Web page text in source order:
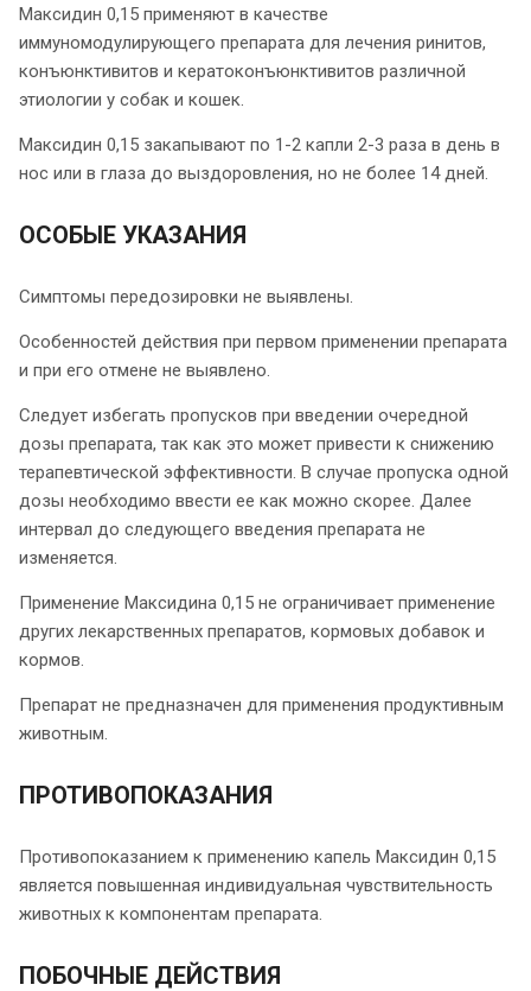
Максидин 0,15 применяют в качестве
иммуномодулирующего препарата для лечения ринитов,
конъюнктивитов и кератоконъюнктивитов различной
этиологии у собак и кошек.
Максидин 0,15 закапывают по 1-2 капли 2-3 раза в день в
нос или в глаза до выздоровления, но не более 14 дней.
ОСОБЫЕ УКАЗАНИЯ
Симптомы передозировки не выявлены.
Особенностей действия при первом применении препарата
и при его отмене не выявлено.
Следует избегать пропусков при введении очередной
дозы препарата, так как это может привести к снижению
терапевтической эффективности. В случае пропуска одной
дозы необходимо ввести ее как можно скорее. Далее
интервал до следующего введения препарата не
изменяется.
Применение Максидина 0,15 не ограничивает применение
других лекарственных препаратов, кормовых добавок и
кормов.
Препарат не предназначен для применения продуктивным
животным.
ПРОТИВОПОКАЗАНИЯ
Противопоказанием к применению капель Максидин 0,15
является повышенная индивидуальная чувствительность
животных к компонентам препарата.
ПОБОЧНЫЕ ДЕЙСТВИЯ